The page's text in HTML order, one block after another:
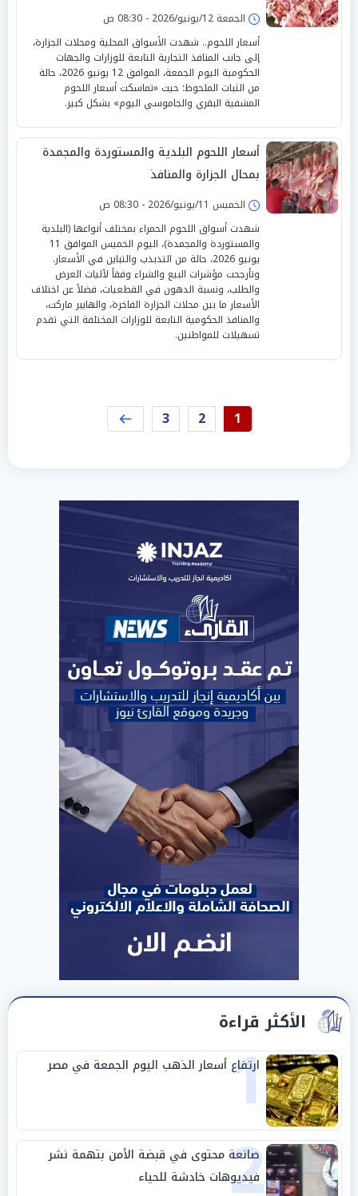
الجمعة 12/يونيو/2026 - 08:30 ص
أسعار اللحوم.. شهدت الأسواق المحلية ومحلات الجزارة،
إلى جانب المنافذ التجارية التابعة للوزارات والجهات
الحكومية اليوم الجمعة، الموافق 12 يونيو 2026، حالة
من الثبات الملحوظ؛ حيث «تماسكت أسعار اللحوم
المشفية البقري والجاموسي اليوم» بشكل كبير.
أسعار اللحوم البلدية والمستوردة والمجمدة
بمحال الجزارة والمنافذ
الخميس 11/يونيو/2026 - 08:30 ص
شهدت أسواق اللحوم الحمراء بمختلف أنواعها (البلدية
والمستوردة والمجمدة)، اليوم الخميس الموافق 11
يونيو 2026، حالة من التذبذب والتباين في الأسعار.
وتأرجحت مؤشرات البيع والشراء وفقاً لآليات العرض
والطلب، ونسبة الدهون في القطعيات، فضلاً عن اختلاف
الأسعار ما بين محلات الجزارة الفاخرة، والهايبر ماركت،
والمنافذ الحكومية التابعة للوزارات المختلفة التي تقدم
تسهيلات للمواطنين.
1
2
3
الأكثر قراءة
1
ارتفاع أسعار الذهب اليوم الجمعة في مصر
2
صانعة محتوى في قبضة الأمن بتهمة نشر
فيديوهات خادشة للحياء